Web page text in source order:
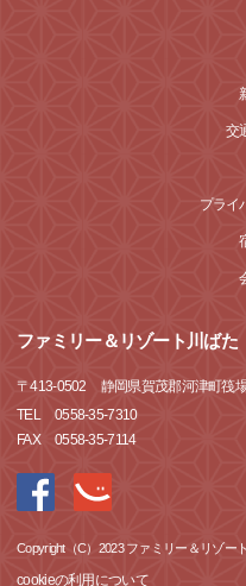
交
プライ
ファミリー＆リゾート川ばた
〒413-0502
静岡県賀茂郡河津町筏
TEL
0558-35-7310
FAX
0558-35-7114
Copyright（C）2023 ファミリー＆リゾー
cookieの利用について